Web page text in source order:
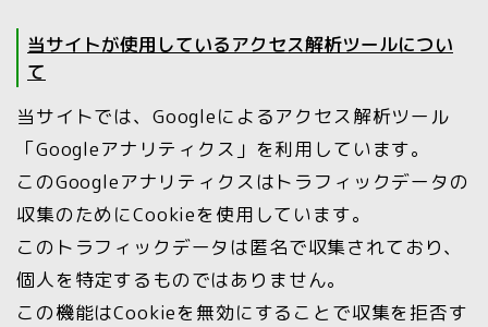
当サイトが使用しているアクセス解析ツールについ
て
当サイトでは、Googleによるアクセス解析ツール
「Googleアナリティクス」を利用しています。
このGoogleアナリティクスはトラフィックデータの
収集のためにCookieを使用しています。
このトラフィックデータは匿名で収集されており、
個人を特定するものではありません。
この機能はCookieを無効にすることで収集を拒否す